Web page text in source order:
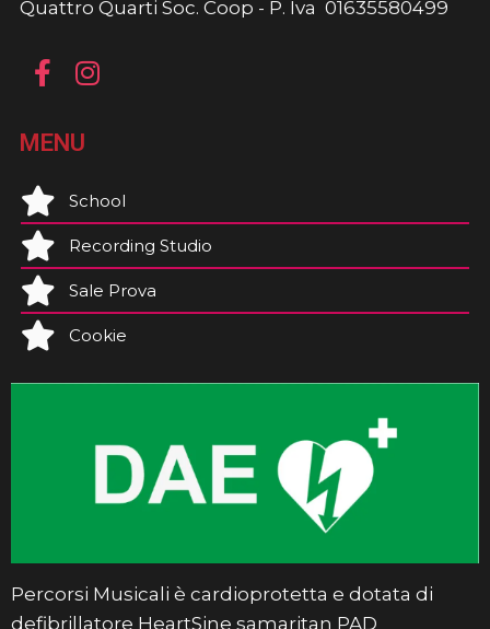
Quattro Quarti Soc. Coop - P. Iva 01635580499
MENU
School
Recording Studio
Sale Prova
Cookie
Percorsi Musicali è cardioprotetta e dotata di
defibrillatore HeartSine samaritan PAD